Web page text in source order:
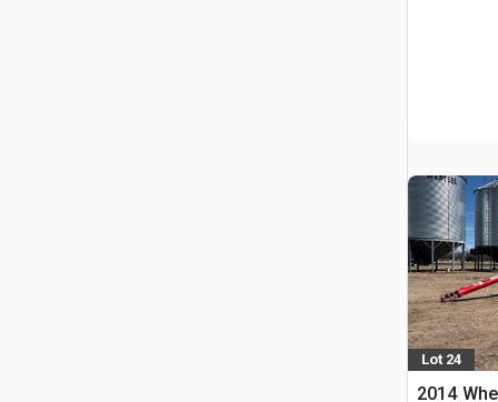
Lot 24
2014